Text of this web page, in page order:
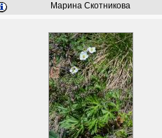
Марина Скотникова